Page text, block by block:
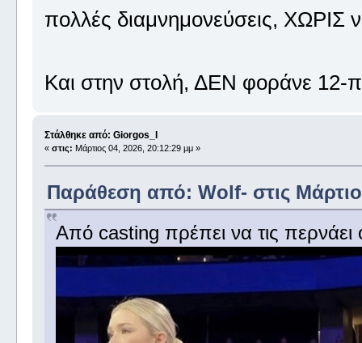
πολλές διαμνημονεύσεις, ΧΩΡΙΣ
Και στην στολή, ΔΕΝ φοράνε 12-
Στάλθηκε από: Giorgos_I
« στις: Μάρτιος 04, 2026, 20:12:29 μμ »
Παράθεση από: Wolf- στις
Από casting πρέπει να τις περνάει